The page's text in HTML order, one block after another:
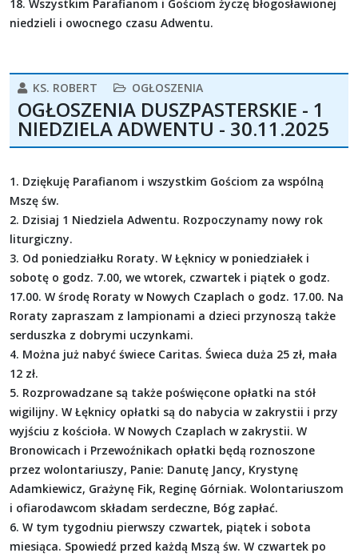
18. Wszystkim Parafianom i Gościom życzę błogosławionej
niedzieli i owocnego czasu Adwentu.
KS. ROBERT OGŁOSZENIA
OGŁOSZENIA DUSZPASTERSKIE - 1
NIEDZIELA ADWENTU - 30.11.2025
1. Dziękuję Parafianom i wszystkim Gościom za wspólną
Mszę św.
2. Dzisiaj 1 Niedziela Adwentu. Rozpoczynamy nowy rok
liturgiczny.
3. Od poniedziałku Roraty. W Łęknicy w poniedziałek i
sobotę o godz. 7.00, we wtorek, czwartek i piątek o godz.
17.00. W środę Roraty w Nowych Czaplach o godz. 17.00. Na
Roraty zapraszam z lampionami a dzieci przynoszą także
serduszka z dobrymi uczynkami.
4. Można już nabyć świece Caritas. Świeca duża 25 zł, mała
12 zł.
5. Rozprowadzane są także poświęcone opłatki na stół
wigilijny. W Łęknicy opłatki są do nabycia w zakrystii i przy
wyjściu z kościoła. W Nowych Czaplach w zakrystii. W
Bronowicach i Przewoźnikach opłatki będą roznoszone
przez wolontariuszy, Panie: Danutę Jancy, Krystynę
Adamkiewicz, Grażynę Fik, Reginę Górniak. Wolontariuszom
i ofiarodawcom składam serdeczne, Bóg zapłać.
6. W tym tygodniu pierwszy czwartek, piątek i sobota
miesiąca. Spowiedź przed każdą Mszą św. W czwartek po